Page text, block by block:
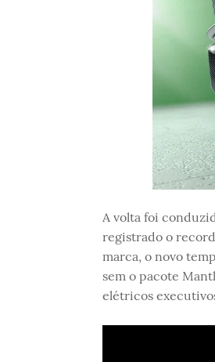
A volta foi
registrado o
marca, o novo
sem o pacote
elétricos